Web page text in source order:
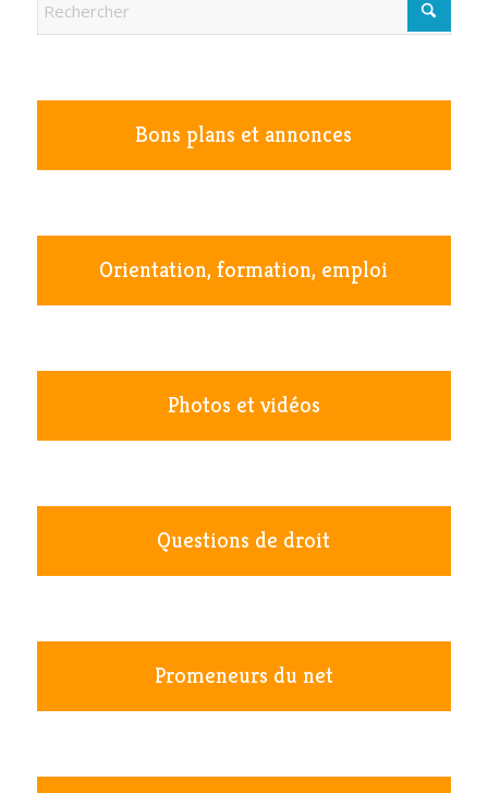
Bons plans et annonces
Orientation, formation, emploi
Photos et vidéos
Questions de droit
Promeneurs du net